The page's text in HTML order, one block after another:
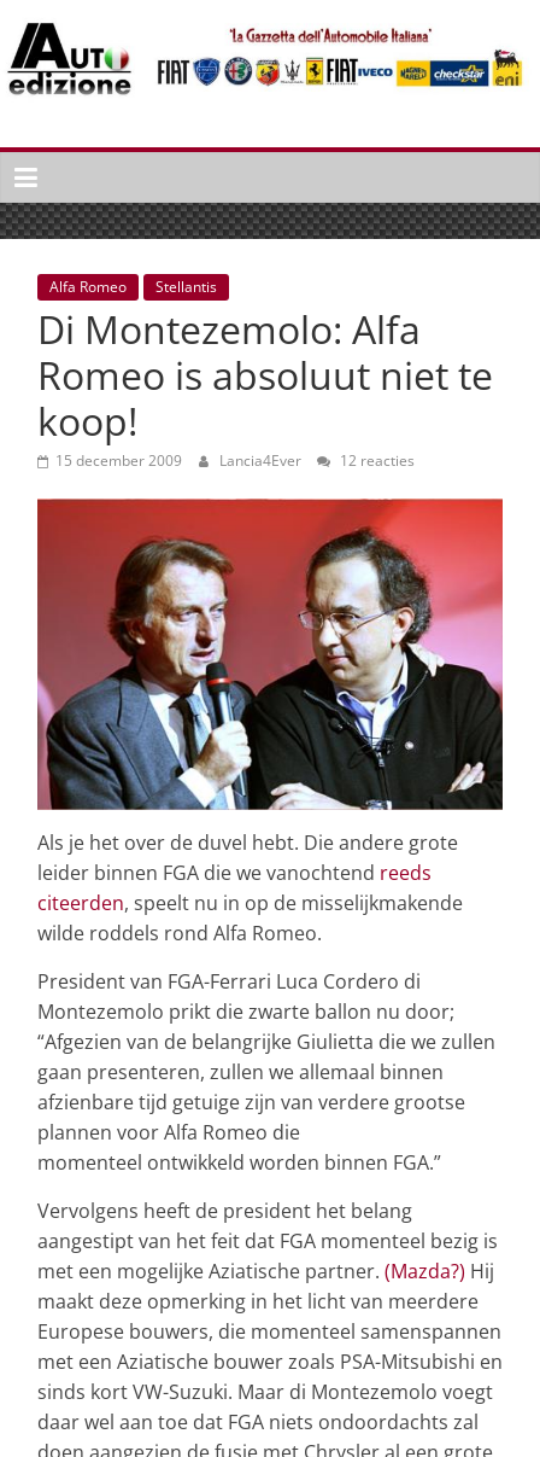
naar
inhoud
Auto
Edizione
La
Gazetta
dell'Automobile
Italiana
Italiaans
autonieuws
lifestyle
Alfa Romeo Stellantis
Di Montezemolo: Alfa
Romeo is absoluut niet te
koop!
15 december 2009 Lancia4Ever 12 reacties
Als je het over de duvel hebt. Die andere grote
leider binnen FGA die we vanochtend reeds
citeerden, speelt nu in op de misselijkmakende
wilde roddels rond Alfa Romeo.
President van FGA-Ferrari Luca Cordero di
Montezemolo prikt die zwarte ballon nu door;
“Afgezien van de belangrijke Giulietta die we zullen
gaan presenteren, zullen we allemaal binnen
afzienbare tijd getuige zijn van verdere grootse
plannen voor Alfa Romeo die
momenteel ontwikkeld worden binnen FGA.”
Vervolgens heeft de president het belang
aangestipt van het feit dat FGA momenteel bezig is
met een mogelijke Aziatische partner. (Mazda?) Hij
maakt deze opmerking in het licht van meerdere
Europese bouwers, die momenteel samenspannen
met een Aziatische bouwer zoals PSA-Mitsubishi en
sinds kort VW-Suzuki. Maar di Montezemolo voegt
daar wel aan toe dat FGA niets ondoordachts zal